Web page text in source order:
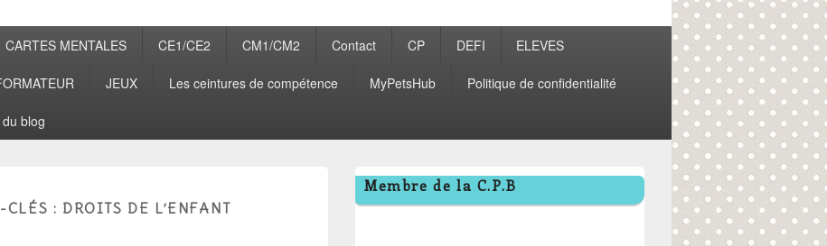
CARTES MENTALES CE1/CE2 CM1/CM2 Contact CP DEFI ELEVES
JEUX Les ceintures de compétence MyPetsHub Politique de confidentialité
blog
CLÉS : DROITS DE L’ENFANT
Zone
principale
de
Membre de la C.P.B